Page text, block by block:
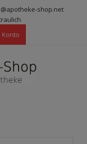
shop.net
Konto